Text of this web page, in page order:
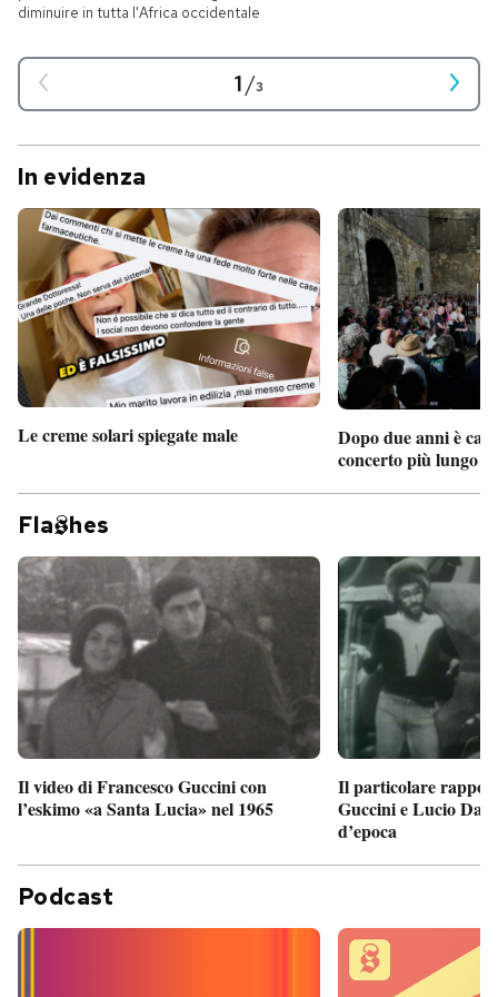
diminuire in tutta l'Africa occidentale
1/3
In evidenza
Le creme solari spiegate male
Dopo due anni è
concerto più lungo
Fla hes
Il video di Francesco Guccini con
l’eskimo «a Santa Lucia» nel 1965
Il particolare
Guccini e Lucio
d’epoca
Podcast